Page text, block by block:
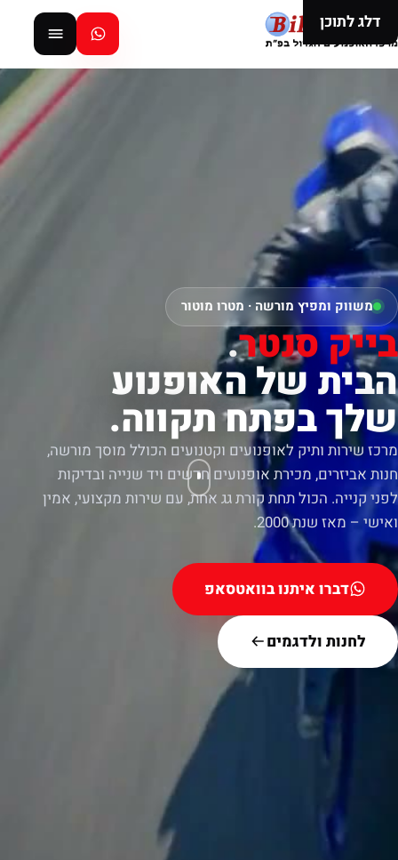
דלג לתוכן
משווק ומפיץ מורשה · מטרו מוטור
בייק סנטר.
הבית של האופנוע
שלך בפתח תקווה.
מרכז שירות ותיק לאופנועים וקטנועים הכולל מוסך מורשה,
חנות אביזרים, מכירת אופנועים חדשים ויד שנייה ובדיקות
לפני קנייה. הכול תחת קורת גג אחת, עם שירות מקצועי, אמין
ואישי – מאז שנת 2000.
דברו איתנו בוואטסאפ
לחנות ולדגמים